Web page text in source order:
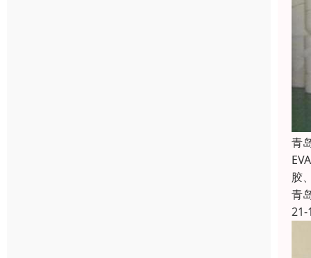
青
胶
青
21-